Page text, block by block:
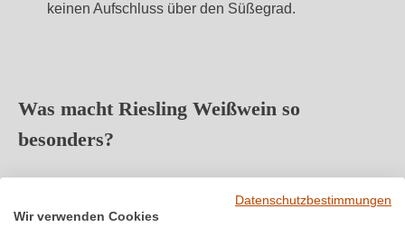
keinen Aufschluss über den Süßegrad.
Was macht Riesling Weißwein so
besonders?
Es gibt Rebsorten, die einfach Wein produzieren. Und es
gibt den Riesling. Diese Rebsorte hat eine seltene
Datenschutzbestimmungen
Wir verwenden Cookies